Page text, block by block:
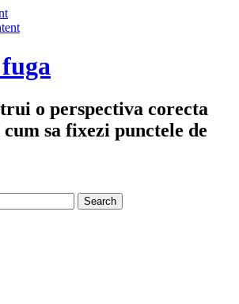
o perspectiva corecta
sa fixezi punctele de